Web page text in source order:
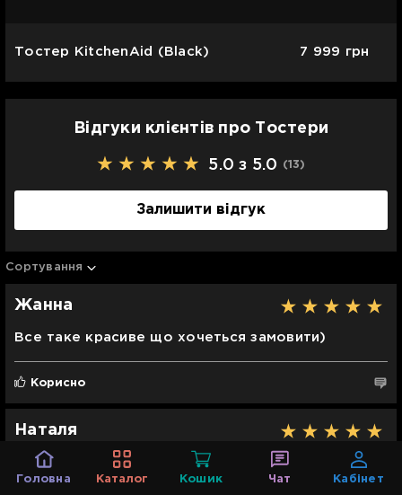
Тостер KitchenAid (Black) 7 999 грн
Відгуки клієнтів про Тостери
5.0 з 5.0 (13)
Залишити відгук
Сортування
Жанна
Все таке красиве що хочеться замовити)
Корисно
Наталя
Корисно
Головна Каталог Кошик Чат Кабінет